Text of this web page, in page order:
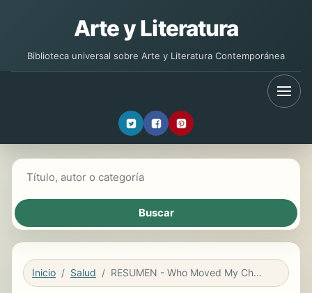
Arte y Literatura
Biblioteca universal sobre Arte y Literatura Contemporánea
Inicio Salud RESUMEN - Who Moved My Cheese / Quién movió mi queso por Spencer Johnson